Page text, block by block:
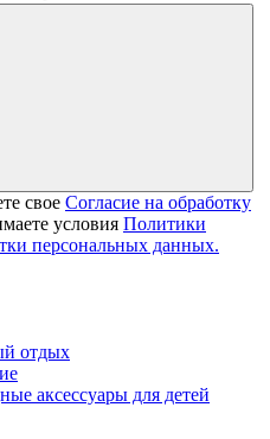
свое Согласие на обработку
условия Политики
персональных данных.
отдых
аксессуары для детей